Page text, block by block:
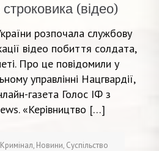
(відео)
розпочала службову
відео побиття солдата,
Про це повідомили у
управлінні Нацгвардії,
газета Голос ІФ з
«Керівництво […]
Кримінал, Новини, Суспільство